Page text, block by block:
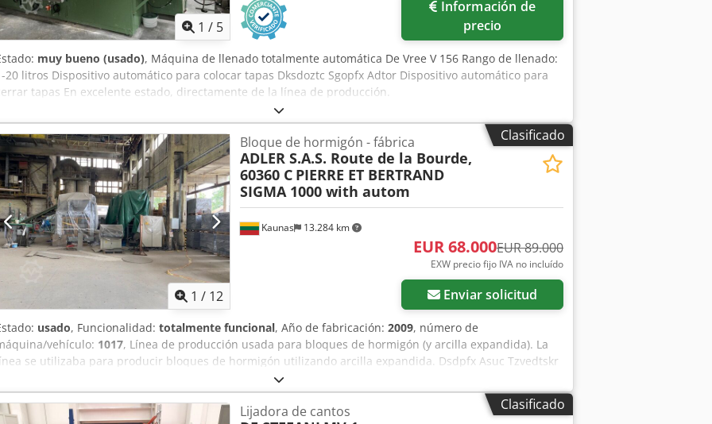
1 / 5
precio
muy bueno (usado), Máquina de llenado totalmente automática De Vree V 156 Rango de llenado:
20 litros Dispositivo automático para colocar tapas Dksdoztc Sgopfx Adtor Dispositivo automático para
tapas En excelente estado, directamente de la línea de producción.
Clasificado
1 / 12
Kaunas 13.284 km
Bloque de hormigón - fábrica
ADLER S.A.S. Route de la Bourde,
60360 C PIERRE ET BERTRAND
SIGMA 1000 with autom
EUR 68.000EUR 89.000
EXW precio fijo IVA no incluído
Enviar solicitud
usado, Funcionalidad: totalmente funcional, Año de fabricación: 2009, número de
vehículo: 1017, Línea de producción usada para bloques de hormigón (y arcilla expandida). La
se utilizaba para producir bloques de hormigón utilizando arcilla expandida. Dsdpfx Asuc Tzvedtskr
2023-08, la línea ya no está en funcionamiento, se ha conservado. Línea de bloques en orden: - 2
silos pequeños (con vibro, con aletas neumáticas). - Transportador de suministro de materia prima a
tolva de pesaje. - Tolva de pesaje. - Transportador de suministro de materia prima desde la tolva de
Clasificado
Lijadora de cantos